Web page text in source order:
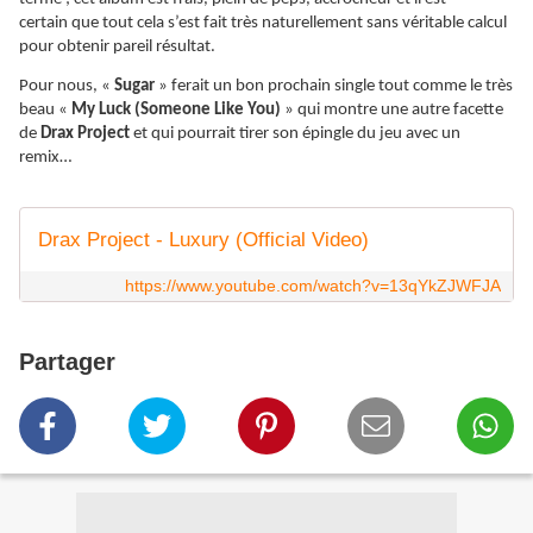
certain que tout cela s’est fait très naturellement sans véritable calcul
pour obtenir pareil résultat.
Pour nous, « Sugar » ferait un bon prochain single tout comme le très
beau « My Luck (Someone Like You) » qui montre une autre facette
de Drax Project et qui pourrait tirer son épingle du jeu avec un
remix…
Drax Project - Luxury (Official Video)
https://www.youtube.com/watch?v=13qYkZJWFJA
Partager